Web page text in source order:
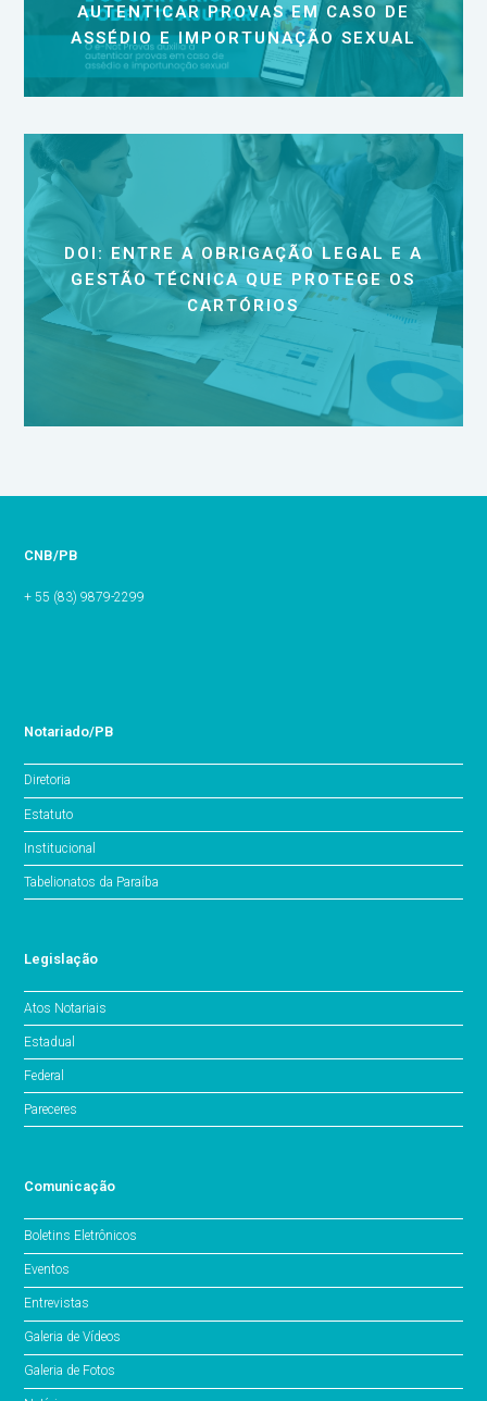
AUTENTICAR PROVAS EM CASO DE
ASSÉDIO E IMPORTUNAÇÃO SEXUAL
DOI: ENTRE A OBRIGAÇÃO LEGAL E A
GESTÃO TÉCNICA QUE PROTEGE OS
CARTÓRIOS
CNB/PB
+ 55 (83) 9879-2299
Notariado/PB
Diretoria
Estatuto
Institucional
Tabelionatos da Paraíba
Legislação
Atos Notariais
Estadual
Federal
Pareceres
Comunicação
Boletins Eletrônicos
Eventos
Entrevistas
Galeria de Vídeos
Galeria de Fotos